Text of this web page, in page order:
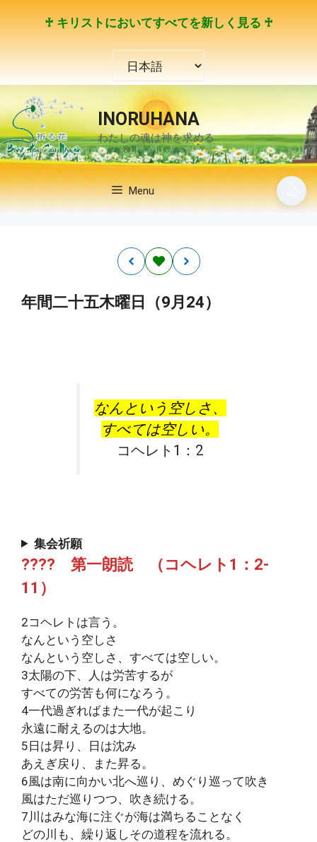
ス
キ
ッ
プ
♰ キリストにおいてすべてを新しく見る ♰
選
択
INORUHANA
わたしの魂は神を求める
Menu
年間二十五木曜日（9月24）
なんという空しさ、
すべては空しい。
コヘレト1：2
集会祈願
???? 第一朗読 （コヘレト1：2-
11）
2コヘレトは言う。
なんという空しさ
なんという空しさ、すべては空しい。
3太陽の下、人は労苦するが
すべての労苦も何になろう。
4一代過ぎればまた一代が起こり
永遠に耐えるのは大地。
5日は昇り、日は沈み
あえぎ戻り、また昇る。
6風は南に向かい北へ巡り、めぐり巡って吹き
風はただ巡りつつ、吹き続ける。
7川はみな海に注ぐが海は満ちることなく
どの川も、繰り返しその道程を流れる。